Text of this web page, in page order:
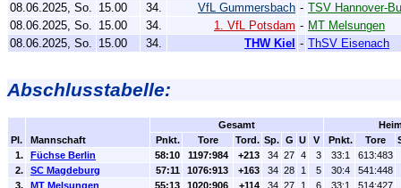
08.06.2025, So. 15.00 34. VfL Gummersbach - TSV Hannover-
08.06.2025, So. 15.00 34. 1. VfL Potsdam - MT Melsungen
08.06.2025, So. 15.00 34. THW Kiel - ThSV Eisenach
Abschlusstabelle:
Pl. Mannschaft
Gesamt
Pnkt.
Tore Tord. Sp. G U V Pnkt. Tore
1.
Füchse Berlin 58:10 1197:984 +213 34 27 4 3 33:1
613:483
2.
SC Magdeburg 57:11 1076:913 +163 34 28 1 5 30:4
541:448
3.
MT Melsungen 55:13 1020:906 +114 34 27 1 6 33:1 514:427